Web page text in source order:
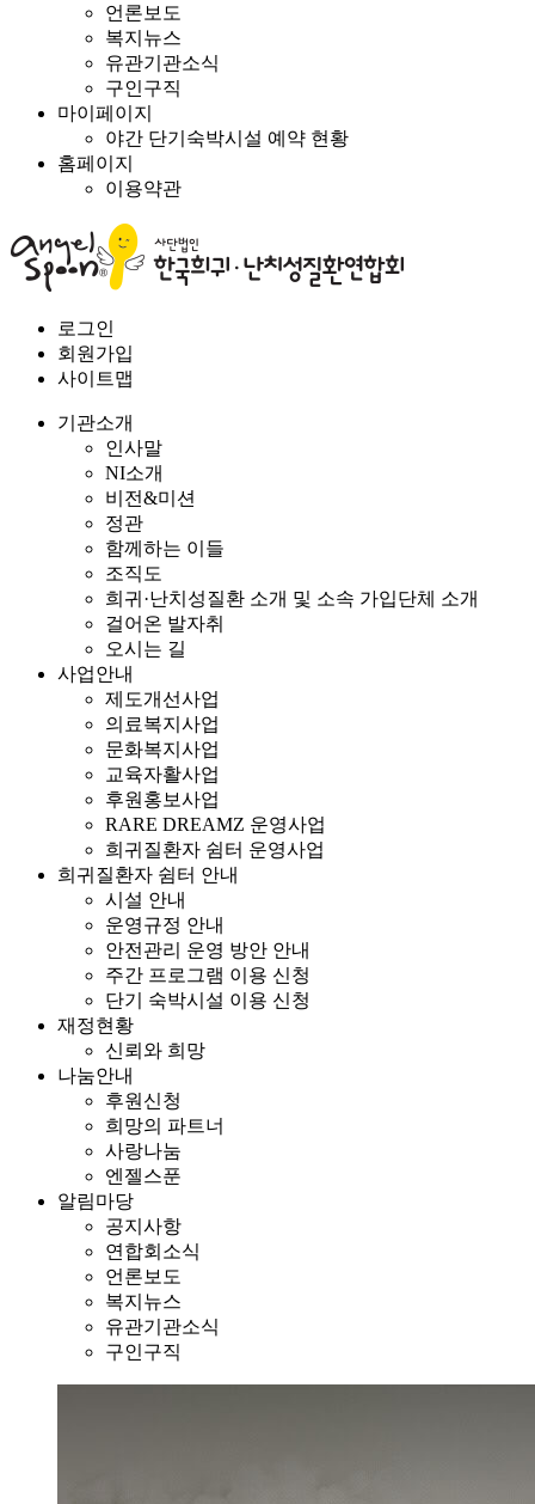
언론보도
복지뉴스
유관기관소식
구인구직
마이페이지
야간 단기숙박시설 예약 현황
홈페이지
이용약관
로그인
회원가입
사이트맵
기관소개
인사말
NI소개
비전&미션
정관
함께하는 이들
조직도
희귀·난치성질환 소개 및 소속 가입단체 소개
걸어온 발자취
오시는 길
사업안내
제도개선사업
의료복지사업
문화복지사업
교육자활사업
후원홍보사업
RARE DREAMZ 운영사업
희귀질환자 쉼터 운영사업
희귀질환자 쉼터 안내
시설 안내
운영규정 안내
안전관리 운영 방안 안내
주간 프로그램 이용 신청
단기 숙박시설 이용 신청
재정현황
신뢰와 희망
나눔안내
후원신청
희망의 파트너
사랑나눔
엔젤스푼
알림마당
공지사항
연합회소식
언론보도
복지뉴스
유관기관소식
구인구직